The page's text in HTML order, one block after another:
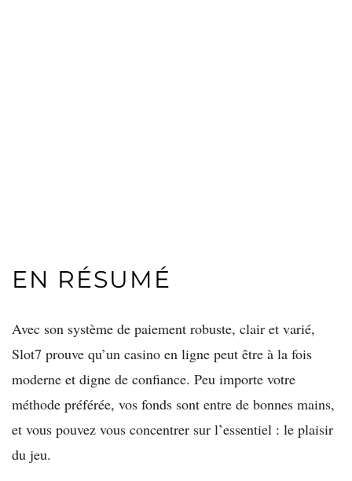
EN RÉSUMÉ
Avec son système de paiement robuste, clair et varié,
Slot7 prouve qu’un casino en ligne peut être à la fois
moderne et digne de confiance. Peu importe votre
méthode préférée, vos fonds sont entre de bonnes mains,
et vous pouvez vous concentrer sur l’essentiel : le plaisir
du jeu.